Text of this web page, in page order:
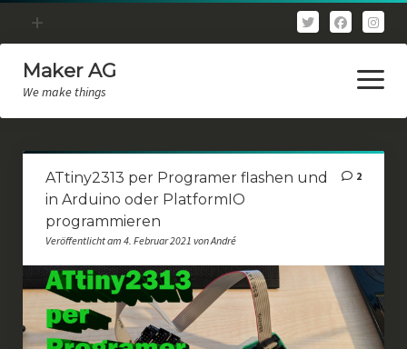
Menü
öffnen
+
Allgemein
LoRaWAN
Physik
Programmierung
Maker AG
We make things
Menü
öffnen
_makerHOME
_überUNS
_forum
_kontakt
_datenschutzerklärung+
_impressum
ATtiny2313 per Programer flashen und
in Arduino oder PlatformIO
programmieren
Veröffentlicht am 4. Februar 2021 von André
2